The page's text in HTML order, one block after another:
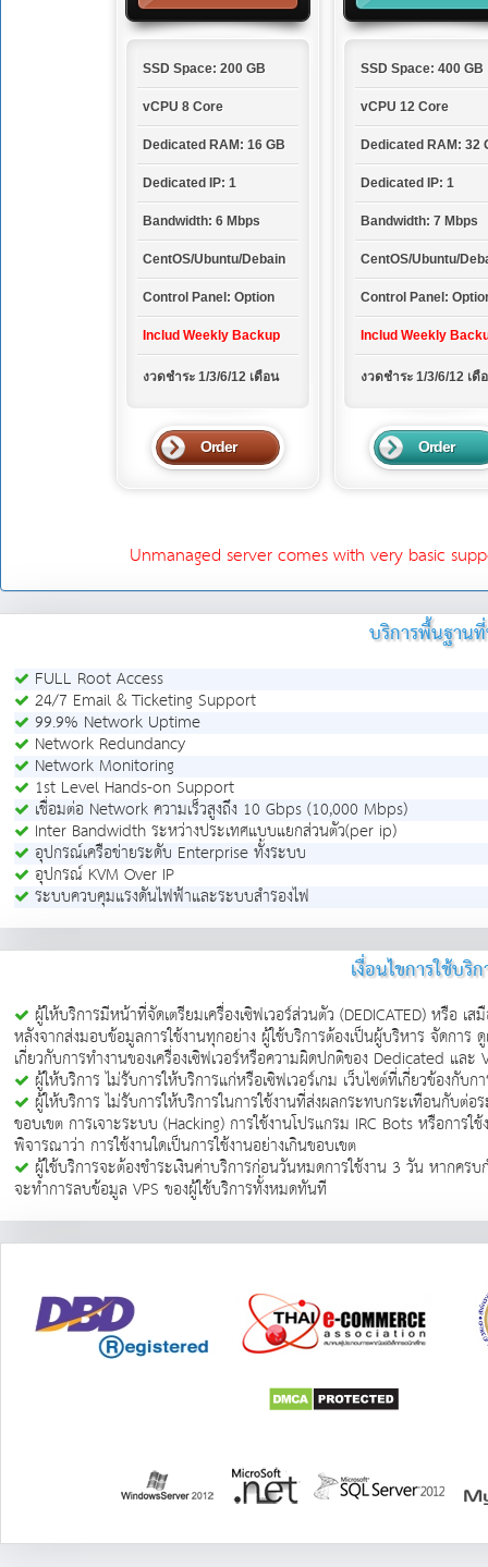
Unmanaged server comes with very basic
บริการพื้นฐาน
FULL Root Access
24/7 Email & Ticketing Support
99.9% Network Uptime
Network Redundancy
Network Monitoring
1st Level Hands-on Support
เชื่อมต่อ Network ความเร็วสูงถึง 10 Gbps (10,000 Mbps)
Inter Bandwidth ระหว่างประเทศแบบแยกส่วนตัว(per ip)
อุปกรณ์เครือข่ายระดับ Enterprise ทั้งระบบ
อุปกรณ์ KVM Over IP
ระบบควบคุมแรงดันไฟฟ้าและระบบสำรองไฟ
เงื่อนไขการใช้บ
ผู้ให้บริการมีหน้าที่จัดเตรียมเครื่องเซิฟเวอร์ส่วนตัว (DEDICATED) หรือ
หลังจากส่งมอบข้อมูลการใช้งานทุกอย่าง ผู้ใช้บริการต้องเป็นผู้บริหาร จัดกา
เกี่ยวกับการทำงานของเครื่องเซิฟเวอร์หรือความผิดปกติของ Dedicated และ
ผู้ให้บริการ ไม่รับการให้บริการแก่หรือเซิฟเวอร์เกม เว็บไซต์ที่เกี่ยวข้องกั
ผู้ให้บริการ ไม่รับการให้บริการในการใช้งานที่ส่งผลกระทบกระเทือนกับ
ขอบเขต การเจาะระบบ (Hacking) การใช้งานโปรแกรม IRC Bots หรือกา
พิจารณาว่า การใช้งานใดเป็นการใช้งานอย่างเกินขอบเขต
ผู้ใช้บริการจะต้องชำระเงินค่าบริการก่อนวันหมดการใช้งาน 3 วัน หากค
จะทำการลบข้อมูล VPS ของผู้ใช้บริการทั้งหมดทันที